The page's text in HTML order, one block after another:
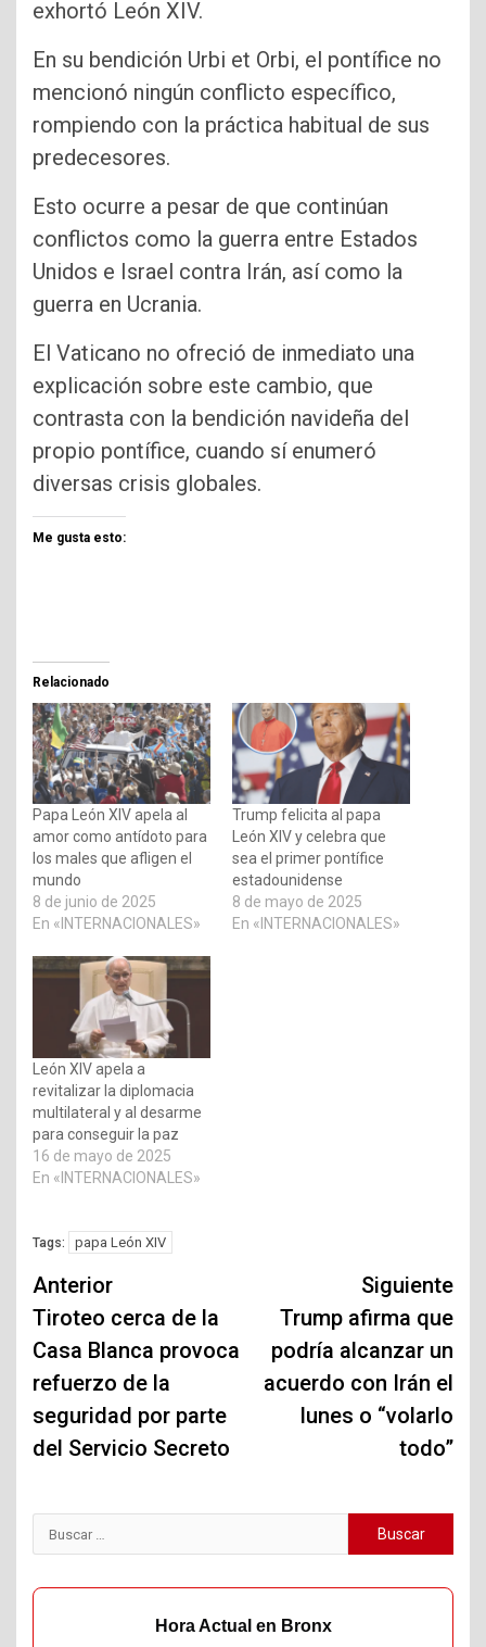
exhortó León XIV.
En su bendición Urbi et Orbi, el pontífice no
mencionó ningún conflicto específico,
rompiendo con la práctica habitual de sus
predecesores.
Esto ocurre a pesar de que continúan
conflictos como la guerra entre Estados
Unidos e Israel contra Irán, así como la
guerra en Ucrania.
El Vaticano no ofreció de inmediato una
explicación sobre este cambio, que
contrasta con la bendición navideña del
propio pontífice, cuando sí enumeró
diversas crisis globales.
Me gusta esto:
Relacionado
Papa León XIV apela al
amor como antídoto para
los males que afligen el
mundo
8 de junio de 2025
En «INTERNACIONALES»
Trump felicita al papa
León XIV y celebra que
sea el primer pontífice
estadounidense
8 de mayo de 2025
En «INTERNACIONALES»
León XIV apela a
revitalizar la diplomacia
multilateral y al desarme
para conseguir la paz
16 de mayo de 2025
En «INTERNACIONALES»
Tags: papa León XIV
Navegación
de
entradas
Anterior
Tiroteo cerca de la
Casa Blanca provoca
refuerzo de la
seguridad por parte
del Servicio Secreto
Siguiente
Trump afirma que
podría alcanzar un
acuerdo con Irán el
lunes o “volarlo
todo”
Buscar:
Hora Actual en Bronx